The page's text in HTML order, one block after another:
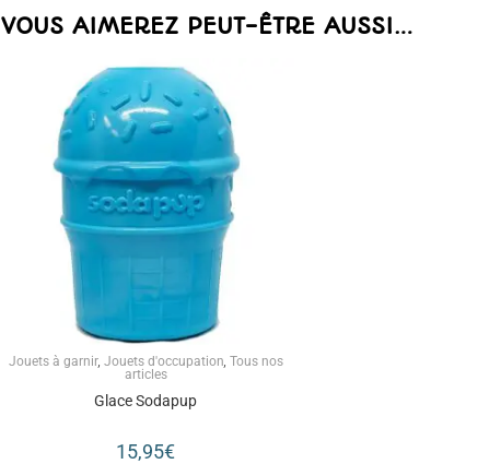
VOUS AIMEREZ PEUT-ÊTRE AUSSI…
Jouets à garnir, Jouets d'occupation Tous nos
articles
Glace Sodapup
15,95€